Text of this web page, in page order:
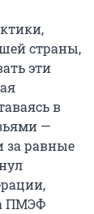
страны,
эти
в
—
равные
ПМЭФ